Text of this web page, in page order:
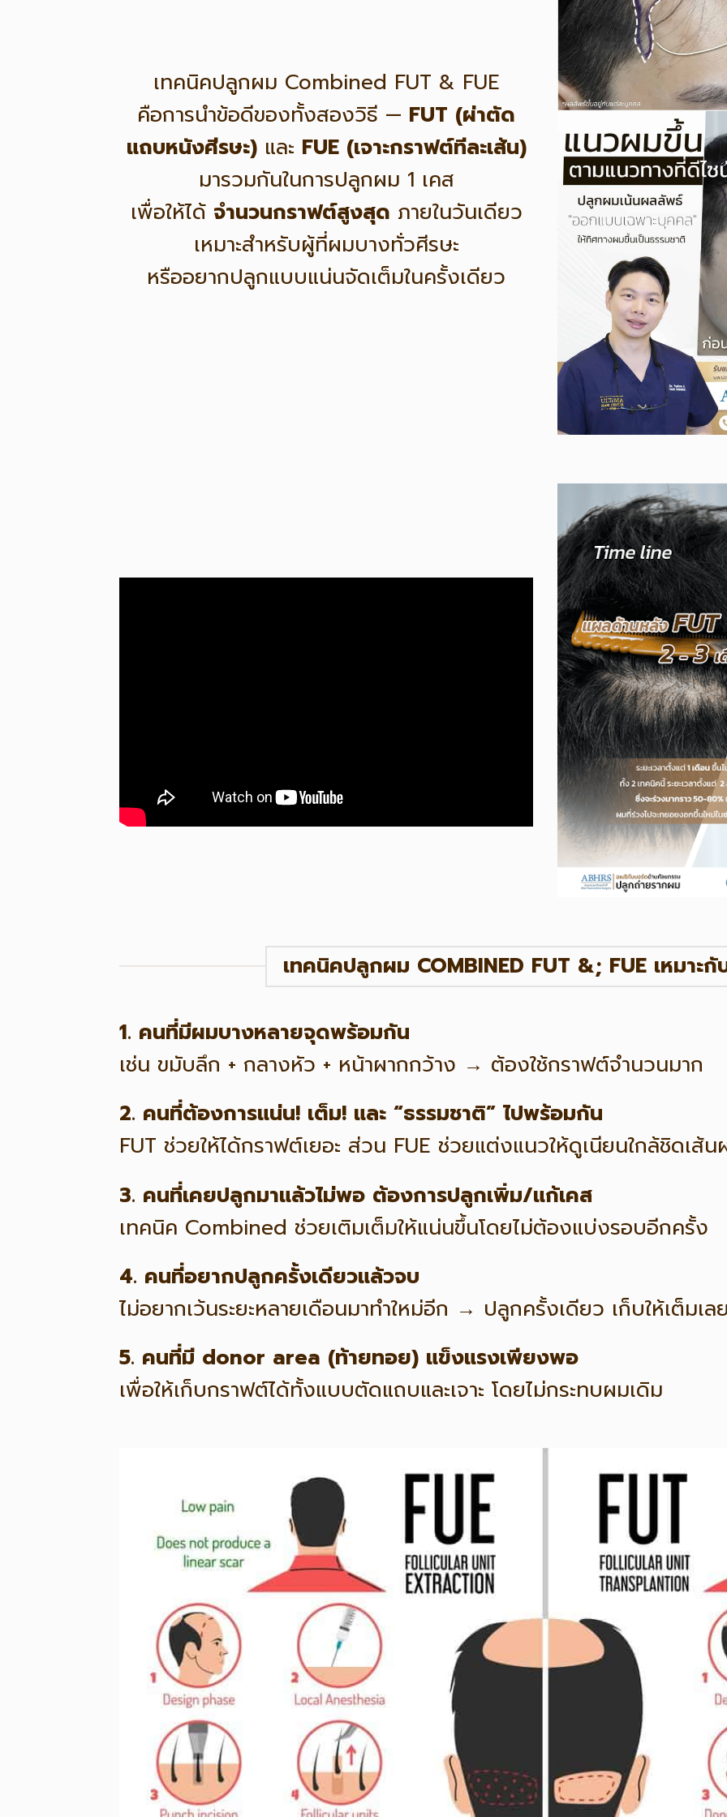
เทคนิคปลูกผม Combined FUT & FUE
คือการนำข้อดีของทั้งสองวิธี — FUT (ผ่าตัด
แถบหนังศีรษะ)และ FUE (เจาะกราฟต์ทีละเส้น)
มารวมกันในการปลูกผม 1 เคส
เพื่อให้ได้ จำนวนกราฟต์สูงสุด ภายในวันเดียว
เหมาะสำหรับผู้ที่ผมบางทั่วศีรษะ
หรืออยากปลูกแบบแน่นจัดเต็มในครั้งเดียว
เทคนิคปลูกผม COMBINED FUT &; FUE เหมาะกั
1. คนที่มีผมบางหลายจุดพร้อมกัน
เช่น ขมับลึก + กลางหัว + หน้าผากกว้าง → ต้องใช้กราฟต์จำนวนมาก
2. คนที่ต้องการแน่น! เต็ม! และ “ธรรมชาติ” ไปพร้อมกัน
FUT ช่วยให้ได้กราฟต์เยอะ ส่วน FUE ช่วยแต่งแนวให้ดูเนียนใกล้ชิดเส้น
3. คนที่เคยปลูกมาแล้วไม่พอ ต้องการปลูกเพิ่ม/แก้เคส
เทคนิค Combined ช่วยเติมเต็มให้แน่นขึ้นโดยไม่ต้องแบ่งรอบอีกครั้ง
4. คนที่อยากปลูกครั้งเดียวแล้วจบ
ไม่อยากเว้นระยะหลายเดือนมาทำใหม่อีก → ปลูกครั้งเดียว เก็บให้เต็มเลย
5. คนที่มี donor area (ท้ายทอย) แข็งแรงเพียงพอ
เพื่อให้เก็บกราฟต์ได้ทั้งแบบตัดแถบและเจาะ โดยไม่กระทบผมเดิม